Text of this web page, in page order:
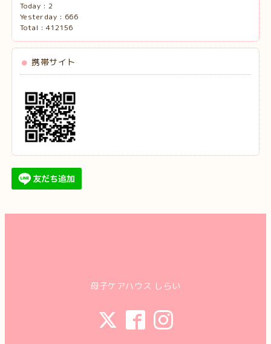
Today : 2
Yesterday : 666
Total : 412156
携帯サイト
母子ケアハウス しらい